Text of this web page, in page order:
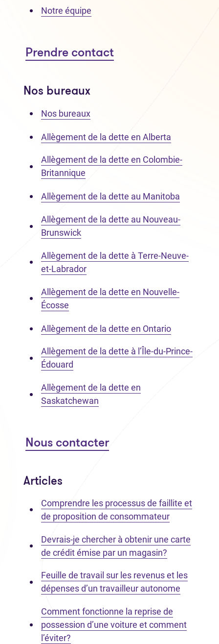
Notre équipe
Prendre contact
Nos bureaux
Nos bureaux
Allègement de la dette en Alberta
Allègement de la dette en Colombie-
Britannique
Allègement de la dette au Manitoba
Allègement de la dette au Nouveau-
Brunswick
Allègement de la dette à Terre-Neuve-
et-Labrador
Allègement de la dette en Nouvelle-
Écosse
Allègement de la dette en Ontario
Allègement de la dette à l’Île-du-Prince-
Édouard
Allègement de la dette en
Saskatchewan
Nous contacter
Articles
Comprendre les processus de faillite et
de proposition de consommateur
Devrais-je chercher à obtenir une carte
de crédit émise par un magasin?
Feuille de travail sur les revenus et les
dépenses d’un travailleur autonome
Comment fonctionne la reprise de
possession d’une voiture et comment
l’éviter?